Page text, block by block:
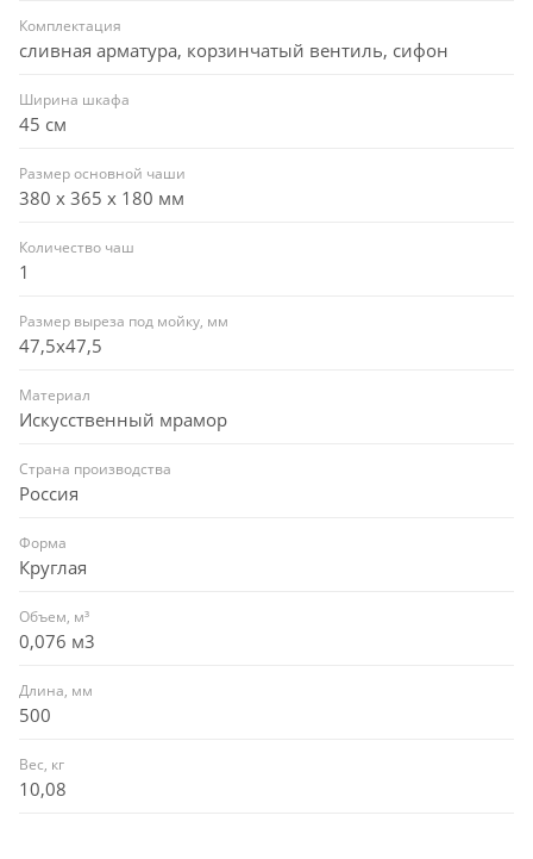
Комплектация
сливная арматура, корзинчатый вентиль, сифон
Ширина шкафа
45 см
Размер основной чаши
380 х 365 х 180 мм
Количество чаш
1
Размер выреза под мойку, мм
47,5x47,5
Материал
Искусственный мрамор
Страна производства
Россия
Форма
Круглая
Объем, м³
0,076 м3
Длина, мм
500
Вес, кг
10,08